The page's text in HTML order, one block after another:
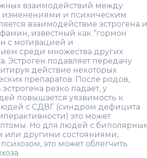
взаимодействий между
и психическим
взаимодействие эстрогена и
известный как “гормон
с мотивацией и
среди множества других
Эстроген подавляет передачу
действие некоторых
препаратов. После родов,
резко падает, у
повышается уязвимость к
с СДВГ (синдром дефицита
это может
Но для людей с
или другими состояниями,
это может облегчить